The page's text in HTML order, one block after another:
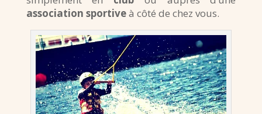
association sportiveà côté de chez vous.